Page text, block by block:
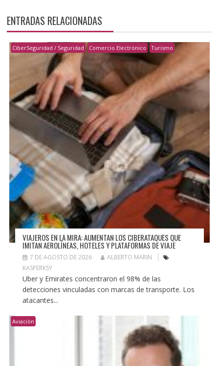
ENTRADAS RELACIONADAS
CiberSeguridad / Seguridad Comercio Electrónico Turismo
VIAJEROS EN LA MIRA: AUMENTAN LOS CIBERATAQUES QUE
IMITAN AEROLÍNEAS, HOTELES Y PLATAFORMAS DE VIAJE
7 DE AGOSTO DE 2026
ALBERTO MARIN
KASPERKSY
Uber y Emirates concentraron el 98% de las
detecciones vinculadas con marcas de transporte. Los
atacantes...
Aviación